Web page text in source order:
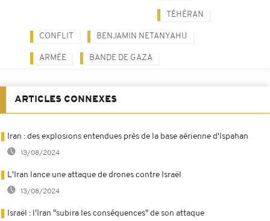
TÉHÉRAN
CONFLIT BENJAMIN NETANYAHU
ARMÉE BANDE DE GAZA
ARTICLES CONNEXES
Iran : des explosions entendues près de la base aérienne d'Ispahan
13/08/2024
L'Iran lance une attaque de drones contre Israël
13/08/2024
Israël : l'Iran "subira les conséquences" de son attaque